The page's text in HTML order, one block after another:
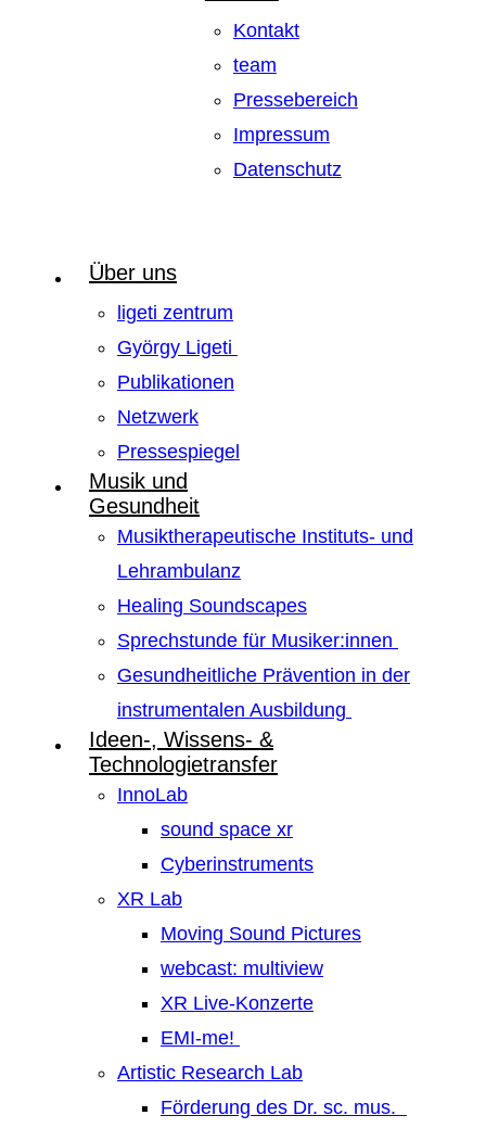
Kontakt
team
Pressebereich
Impressum
Datenschutz
Über uns
ligeti zentrum
György Ligeti
Publikationen
Netzwerk
Pressespiegel
Musik und
Gesundheit
Musiktherapeutische Instituts- und
Lehrambulanz
Healing Soundscapes
Sprechstunde für Musiker:innen
Gesundheitliche Prävention in der
instrumentalen Ausbildung
Ideen-, Wissens- &
Technologietransfer
InnoLab
sound space xr
Cyberinstruments
XR Lab
Moving Sound Pictures
webcast: multiview
XR Live-Konzerte
EMI-me!
Artistic Research Lab
Förderung des Dr. sc. mus.